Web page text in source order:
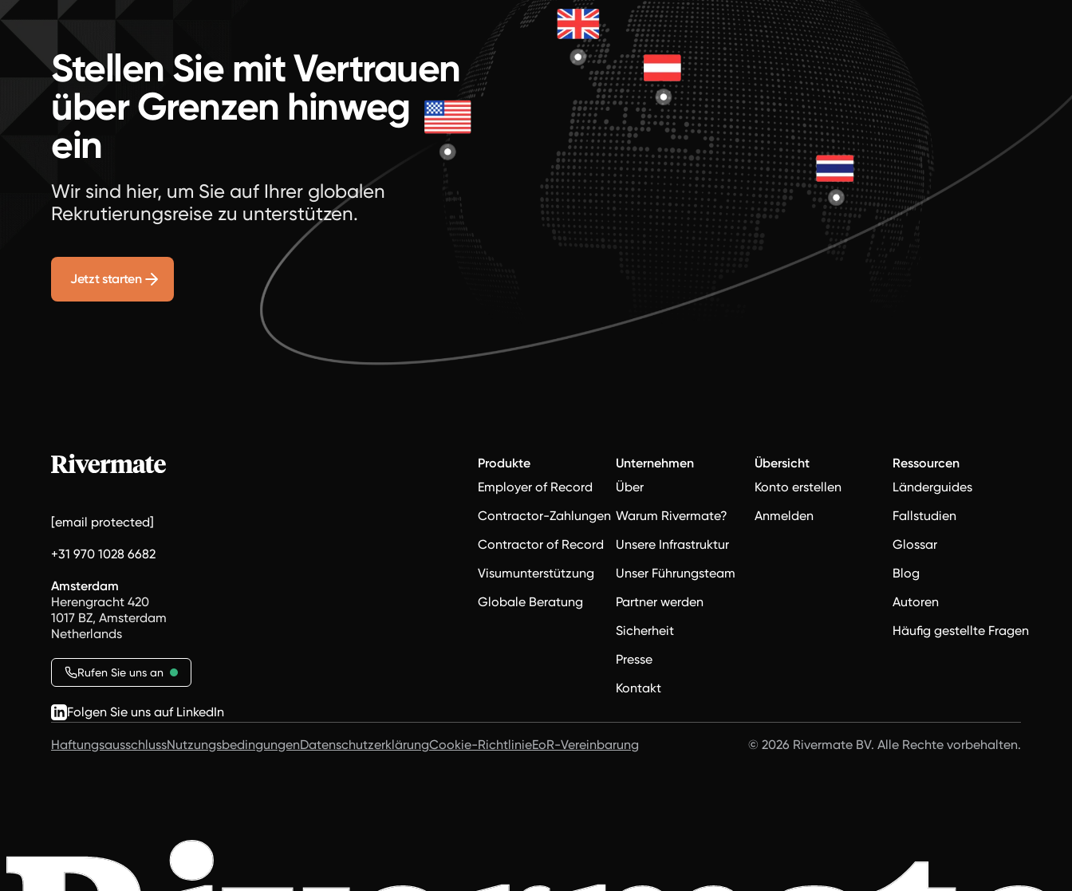
Stellen Sie mit Vertrauen
über Grenzen hinweg
ein
Wir sind hier, um Sie auf Ihrer globalen
Rekrutierungsreise zu unterstützen.
Jetzt starten
[email protected]
+31 970 1028 6682
Amsterdam
Herengracht 420
1017 BZ, Amsterdam
Netherlands
Rufen Sie uns an
Folgen Sie uns auf LinkedIn
Produkte
Employer of Record
Contractor-Zahlungen
Contractor of Record
Visumunterstützung
Globale Beratung
Unternehmen
Über
Warum Rivermate?
Unsere Infrastruktur
Unser Führungsteam
Partner werden
Sicherheit
Presse
Kontakt
Übersicht
Konto erstellen
Anmelden
Ressourcen
Länderguides
Fallstudien
Glossar
Blog
Autoren
Häufig gestellte Fragen
HaftungsausschlussNutzungsbedingungenDatenschutzerklärungCookie-RichtlinieEoR-Vereinbarung © 2026 Rivermate BV. Alle Rechte vorbehalten.